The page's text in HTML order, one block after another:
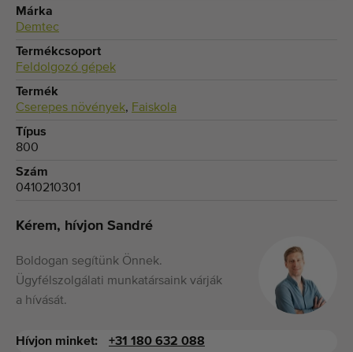
Márka
Demtec
Termékcsoport
Feldolgozó gépek
Termék
Cserepes növények, Faiskola
Típus
800
Szám
0410210301
Kérem, hívjon Sandré
Boldogan segítünk Önnek.
Ügyfélszolgálati munkatársaink várják
a hívását.
Hívjon minket: +31 180 632 088